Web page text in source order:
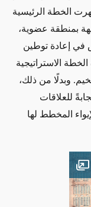
الخطة الرئيسية
بمنطقة عضوية،
في إعادة توطين
الاستراتيجية
وبدلًا من ذلك،
للعلاقات
المخطط لها
Open image